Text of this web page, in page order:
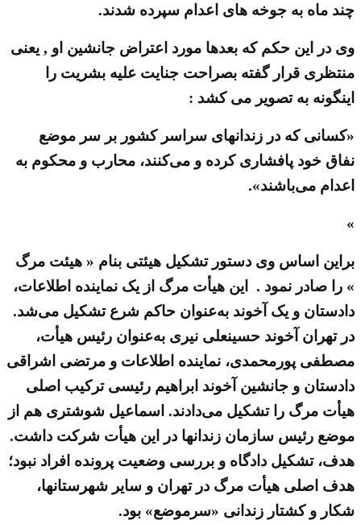
چند ماه به جوخه های اعدام سپرده شدند.
وی در این حکم که بعدها مورد اعتراض جانشین او , یعنی
منتظری قرار گفته بصراحت جنایت علیه بشریت را
اینگونه به تصویر می کشد :
«کسانی که در زندانهای سراسر کشور بر سر موضع
نفاق خود پافشاری کرده و می‌کنند، محارب و محکوم به
اعدام می‌باشند».
»
براین اساس وی دستور تشکیل هیئتی بنام « هیئت مرگ
» را صادر نمود . این هیأت مرگ از یک نماینده اطلاعات،
دادستان و یک آخوند به‌عنوان حاکم شرع تشکیل می‌شد.
در تهران آخوند حسینعلی نیری به‌عنوان رئیس هیأت،
مصطفی پورمحمدی، نماینده اطلاعات و مرتضی اشراقی
دادستان و جانشین آخوند ابراهیم رئیسی ترکیب اصلی
هیأت مرگ را تشکیل می‌دادند. اسماعیل شوشتری هم از
موضع رئیس سازمان زندانها در این هیأت شرکت داشت.
هدف، تشکیل دادگاه و بررسی وضعیت پرونده افراد نبود؛
هدف اصلی هیأت مرگ در تهران و سایر شهرستانها،
شکار و کشتار زندانی «سرموضع» بود.